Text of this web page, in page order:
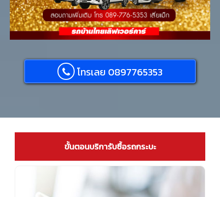
โทรเลย 0897765353
ขั้นตอนบริการับซื้อรถกระบะ